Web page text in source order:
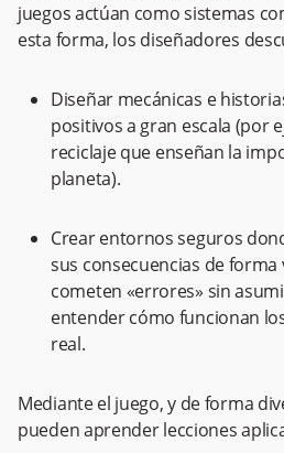
juegos actúan como sistemas
esta forma, los diseñadores
Diseñar mecánicas e
positivos a gran escala (por
reciclaje que enseñan la
planeta).
Crear entornos seguros
sus consecuencias de forma
cometen «errores» sin
entender cómo funcionan
real.
Mediante el juego, y de forma
pueden aprender lecciones